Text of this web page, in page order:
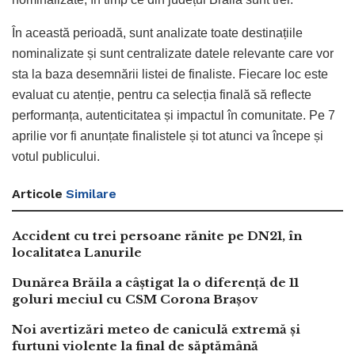
În această perioadă, sunt analizate toate destinațiile
nominalizate și sunt centralizate datele relevante care vor
sta la baza desemnării listei de finaliste. Fiecare loc este
evaluat cu atenție, pentru ca selecția finală să reflecte
performanța, autenticitatea și impactul în comunitate. Pe 7
aprilie vor fi anunțate finalistele și tot atunci va începe și
votul publicului.
Articole Similare
Accident cu trei persoane rănite pe DN21, în
localitatea Lanurile
Dunărea Brăila a câștigat la o diferență de 11
goluri meciul cu CSM Corona Brașov
Noi avertizări meteo de caniculă extremă și
furtuni violente la final de săptămână